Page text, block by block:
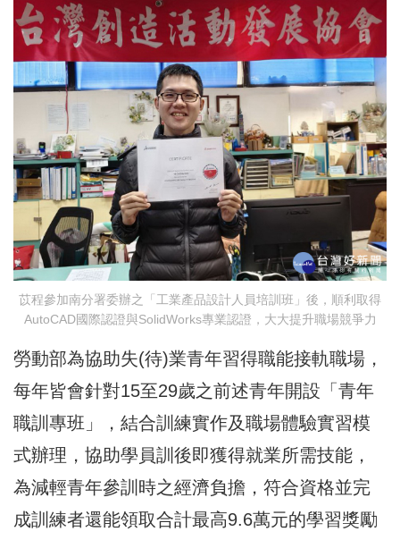
苡程參加南分署委辦之「工業產品設計人員培訓班」後，順利取得
AutoCAD國際認證與SolidWorks專業認證，大大提升職場競爭力
勞動部為協助失(待)業青年習得職能接軌職場，
每年皆會針對15至29歲之前述青年開設「青年
職訓專班」，結合訓練實作及職場體驗實習模
式辦理，協助學員訓後即獲得就業所需技能，
為減輕青年參訓時之經濟負擔，符合資格並完
成訓練者還能領取合計最高9.6萬元的學習獎勵